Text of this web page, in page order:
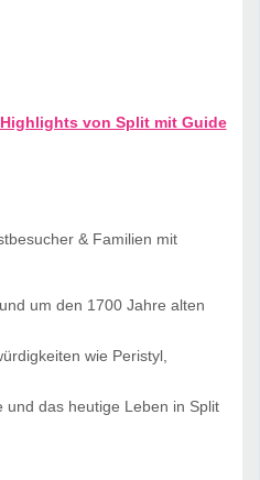
von Split mit Guide
& Familien mit
um den 1700 Jahre alten
wie Peristyl,
das heutige Leben in Split